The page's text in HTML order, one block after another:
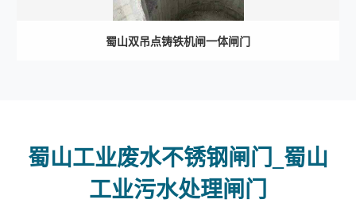
蜀山双吊点铸铁机闸一体闸门
蜀山工业废水不锈钢闸门_蜀山
工业污水处理闸门